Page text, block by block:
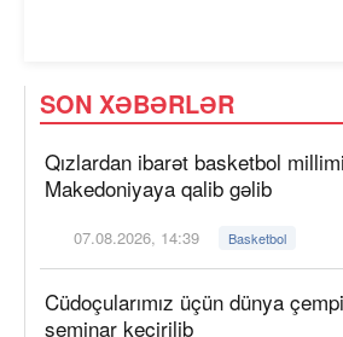
SON XƏBƏRLƏR
Qızlardan ibarət basketbol
Makedoniyaya qalib gəlib
07.08.2026, 14:39 Basketbol
Cüdoçularımız üçün dünya
seminar keçirilib